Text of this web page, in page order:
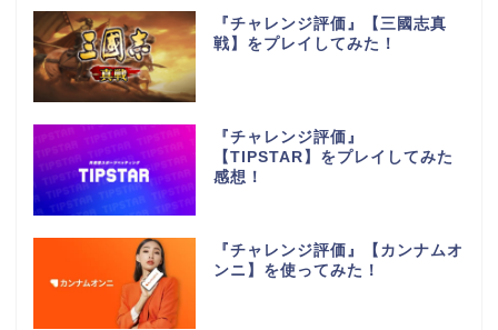
『チャレンジ評価』【三國志真
戦】をプレイしてみた！
『チャレンジ評価』
【TIPSTAR】をプレイしてみた
感想！
『チャレンジ評価』【カンナムオ
ンニ】を使ってみた！